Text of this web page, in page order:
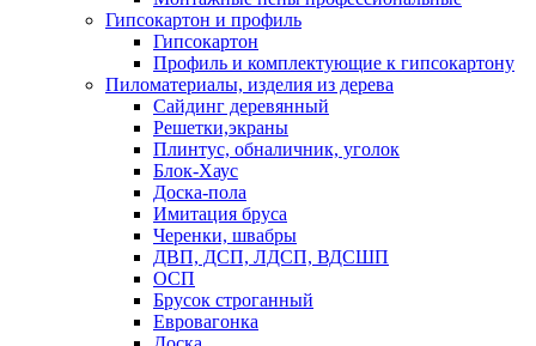
Гипсокартон и профиль
Гипсокартон
Профиль и комплектующие к гипсокартону
Пиломатериалы, изделия из дерева
Сайдинг деревянный
Решетки,экраны
Плинтус, обналичник, уголок
Блок-Хаус
Доска-пола
Имитация бруса
Черенки, швабры
ДВП, ДСП, ЛДСП, ВДСШП
ОСП
Брусок строганный
Евровагонка